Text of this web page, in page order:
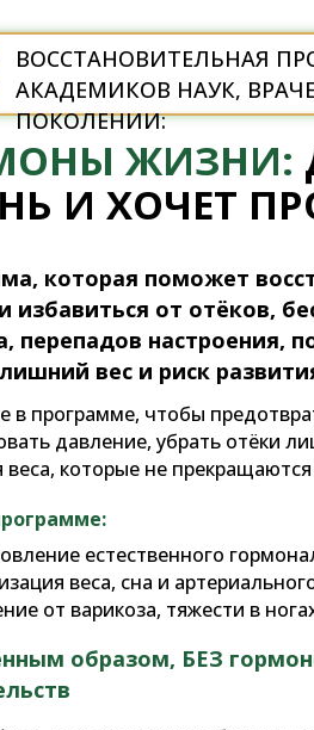
ВОССТАНОВИТЕЛЬНАЯ
АКАДЕМИКОВ НАУК,
ПОКОЛЕНИИ:
ЖИЗНИ:
И ХОЧЕТ
которая поможет
избавиться от отёков,
перепадов настроения,
вес и риск
в программе, чтобы
давление, убрать отёки
веса, которые не
естественного
веса, сна и
от варикоза, тяжести в
образом, БЕЗ